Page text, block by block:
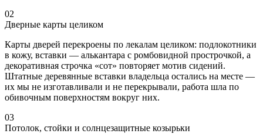
02
Дверные карты целиком
Карты дверей перекроены по лекалам целиком: подлокотники
в кожу, вставки — алькантара с ромбовидной прострочкой, а
декоративная строчка «сот» повторяет мотив сидений.
Штатные деревянные вставки владельца остались на месте —
их мы не изготавливали и не перекрывали, работа шла по
обивочным поверхностям вокруг них.
03
Потолок, стойки и солнцезащитные козырьки